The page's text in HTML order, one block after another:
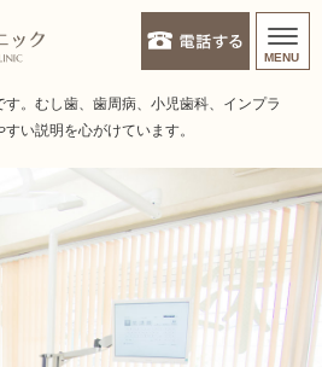
久木元歯科クリニック | 日野市
。むし歯、歯周病、小児歯科、インプラ
い説明を心がけています。
MENU
ホーム
タッフ紹介
長あいさつ
スタッフ紹介
療メニュー
（むし歯治療）
院内紹介